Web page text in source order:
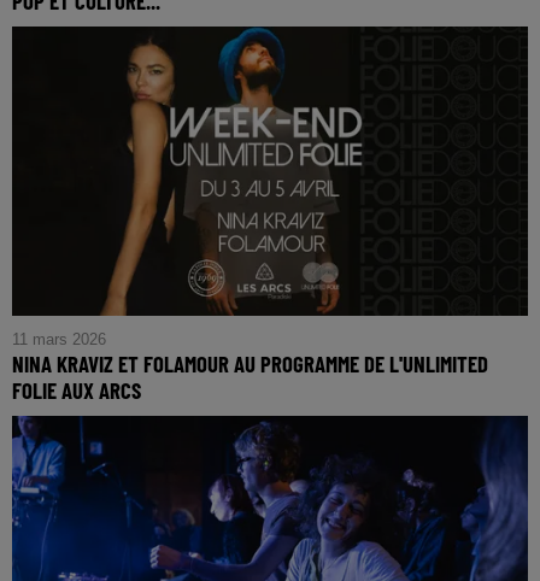
11 mars 2026
NINA KRAVIZ ET FOLAMOUR AU PROGRAMME DE L'UNLIMITED
FOLIE AUX ARCS